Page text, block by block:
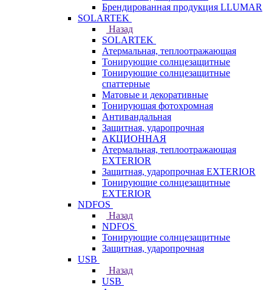
Брендированная продукция LLUMAR
SOLARTEK
Назад
SOLARTEK
Атермальная, теплоотражающая
Тонирующие солнцезащитные
Тонирующие солнцезащитные
спаттерные
Матовые и декоративные
Тонирующая фотохромная
Антивандальная
Защитная, ударопрочная
АКЦИОННАЯ
Атермальная, теплоотражающая
EXTERIOR
Защитная, ударопрочная EXTERIOR
Тонирующие солнцезащитные
EXTERIOR
NDFOS
Назад
NDFOS
Тонирующие солнцезащитные
Защитная, ударопрочная
USB
Назад
USB